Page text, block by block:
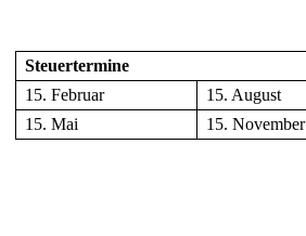
Steuertermine
15. Februar
15. August
15. Mai
15. November